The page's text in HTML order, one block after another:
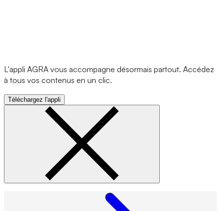
L'appli AGRA vous accompagne désormais partout. Accédez
à tous vos contenus en un clic.
Téléchargez l'appli